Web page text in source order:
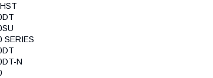
SERIES
N